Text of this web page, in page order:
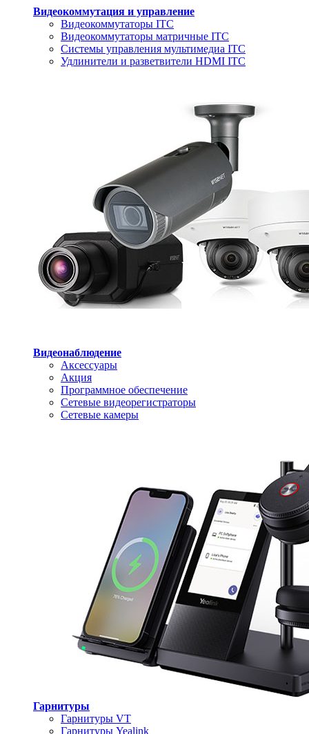
Видеокоммутация и управление
Видеокоммутаторы ITC
Видеокоммутаторы матричные ITC
Системы управления мультимедиа ITC
Удлинители и разветвители HDMI ITC
Видеонаблюдение
Аксессуары
Акция
Программное обеспечение
Сетевые видеорегистраторы
Сетевые камеры
Гарнитуры
Гарнитуры VT
Гарнитуры Yealink